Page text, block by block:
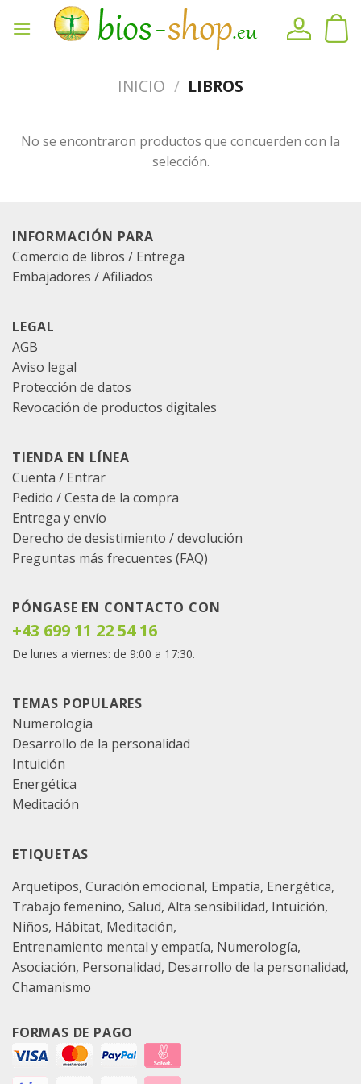
INICIO / LIBROS
No se encontraron productos que concuerden con la
selección.
INFORMACIÓN PARA
Comercio de libros / Entrega
Embajadores / Afiliados
LEGAL
AGB
Aviso legal
Protección de datos
Revocación de productos digitales
TIENDA EN LÍNEA
Cuenta / Entrar
Pedido /Cesta de la compra
Entrega y envío
Derecho de desistimiento / devolución
Preguntas más frecuentes (FAQ)
PÓNGASE EN CONTACTO CON
+43 699 11 22 54 16
De lunes a viernes: de 9:00 a 17:30.
TEMAS POPULARES
Numerología
Desarrollo de la personalidad
Intuición
Energética
Meditación
ETIQUETAS
Arquetipos Curación emocional Empatía Energética
Trabajo femenino Salud Alta sensibilidad Intuición
Niños Hábitat Meditación
Entrenamiento mental y empatía Numerología
Asociación Personalidad Desarrollo de la personalidad
Chamanismo
FORMAS DE PAGO